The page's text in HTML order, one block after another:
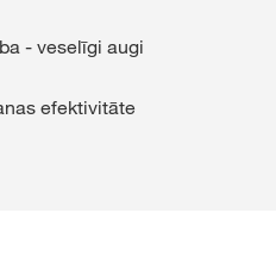
- veselīgi augi
efektivitāte